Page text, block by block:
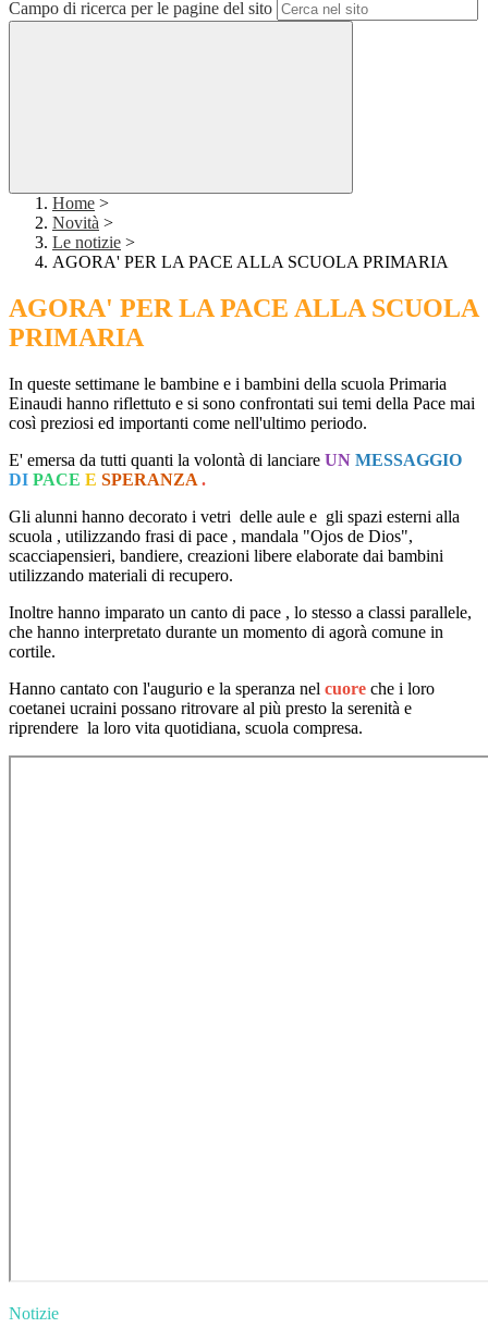
Campo di ricerca per le pagine del sito
Home >
Novità >
Le notizie >
AGORA' PER LA PACE ALLA SCUOLA PRIMARIA
AGORA' PER LA PACE ALLA SCUOLA
PRIMARIA
In queste settimane le bambine e i bambini della scuola Primaria
Einaudi hanno riflettuto e si sono confrontati sui temi della Pace mai
così preziosi ed importanti come nell'ultimo periodo.
E' emersa da tutti quanti la volontà di lanciare UN MESSAGGIO
DI PACE E SPERANZA .
Gli alunni hanno decorato i vetri delle aule e gli spazi esterni alla
scuola , utilizzando frasi di pace , mandala "Ojos de Dios",
scacciapensieri, bandiere, creazioni libere elaborate dai bambini
utilizzando materiali di recupero.
Inoltre hanno imparato un canto di pace , lo stesso a classi parallele,
che hanno interpretato durante un momento di agorà comune in
cortile.
Hanno cantato con l'augurio e la speranza nel cuore che i loro
coetanei ucraini possano ritrovare al più presto la serenità e
riprendere la loro vita quotidiana, scuola compresa.
Notizie